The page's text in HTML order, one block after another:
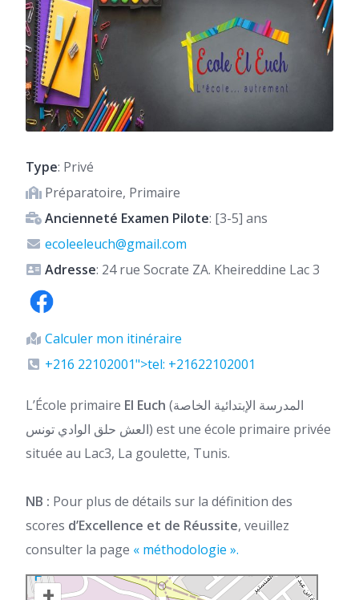
Type: Privé
Préparatoire, Primaire
Ancienneté Examen Pilote: [3-5] ans
ecoleeleuch@gmail.com
Adresse: 24 rue Socrate ZA. Kheireddine Lac 3
Calculer mon itinéraire
+216 22102001">tel: +21622102001
L’École primaire El Euch (المدرسة الإبتدائية الخاصة
العش حلق الوادي تونس) est une école primaire privée
située au Lac3, La goulette, Tunis.
NB : Pour plus de détails sur la définition des
scores d’Excellence et de Réussite, veuillez
consulter la page « méthodologie ».